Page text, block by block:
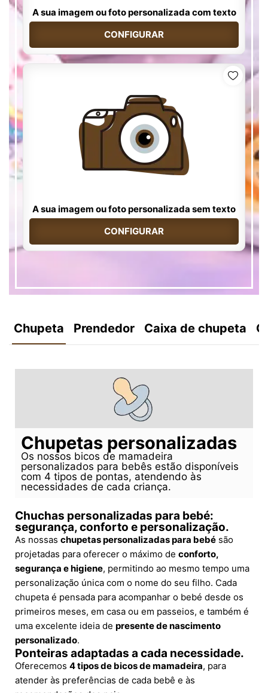
A sua imagem ou foto personalizada com texto
CONFIGURAR
A sua imagem ou foto personalizada sem texto
CONFIGURAR
Chupeta Prendedor Caixa de chupeta
Chupetas personalizadas
Os nossos bicos de mamadeira
personalizados para bebês estão disponíveis
com 4 tipos de pontas, atendendo às
necessidades de cada criança.
Chuchas personalizadas para bebé:
segurança, conforto e personalização.
As nossas chupetas personalizadas para bebé são
projetadas para oferecer o máximo de conforto,
segurança e higiene, permitindo ao mesmo tempo uma
personalização única com o nome do seu filho. Cada
chupeta é pensada para acompanhar o bebé desde os
primeiros meses, em casa ou em passeios, e também é
uma excelente ideia de presente de nascimento
personalizado.
Ponteiras adaptadas a cada necessidade.
Oferecemos 4 tipos de bicos de mamadeira, para
atender às preferências de cada bebê e às